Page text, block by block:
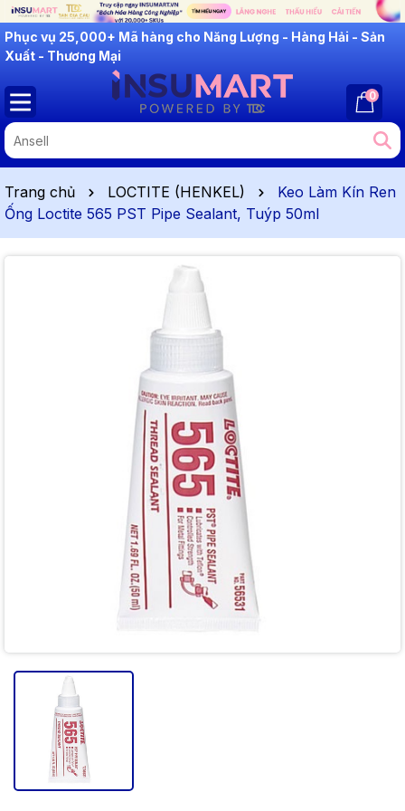
INSUMART: Lắng Nghe - Thấu Hiểu - Cải Tiến
0
Trang chủ LOCTITE (HENKEL)
Keo Làm Kín Ren
Ống Loctite 565 PST Pipe Sealant, Tuýp 50ml